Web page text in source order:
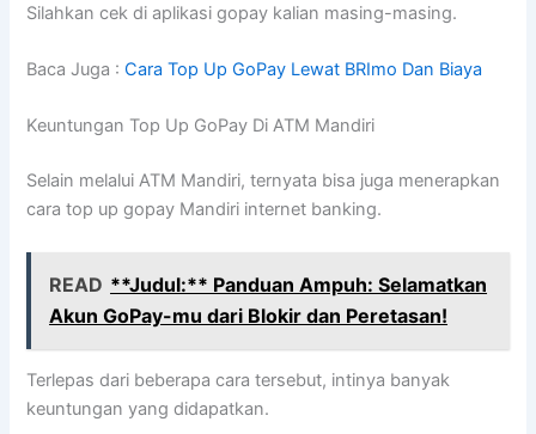
Silahkan cek di aplikasi gopay kalian masing-masing.
Baca Juga :Cara Top Up GoPay Lewat BRImo Dan Biaya
Keuntungan Top Up GoPay Di ATM Mandiri
Selain melalui ATM Mandiri, ternyata bisa juga menerapkan
cara top up gopay Mandiri internet banking.
READ **Judul:** Panduan Ampuh: Selamatkan
Akun GoPay-mu dari Blokir dan Peretasan!
Terlepas dari beberapa cara tersebut, intinya banyak
keuntungan yang didapatkan.